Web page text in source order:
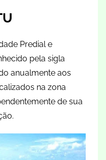
Predial e
pela sigla
anualmente aos
na zona
de sua